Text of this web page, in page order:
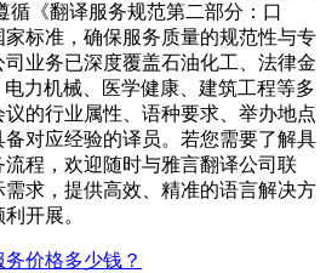
循《翻译服务规范第二部分：口
家标准，确保服务质量的规范性与专
业务已深度覆盖石油化工、法律金
力机械、医学健康、建筑工程等多
的行业属性、语种要求、举办地点
对应经验的译员。若您需要了解具
程，欢迎随时与雅言翻译公司联
求，提供高效、精准的语言解决方
开展。
价格多少钱？